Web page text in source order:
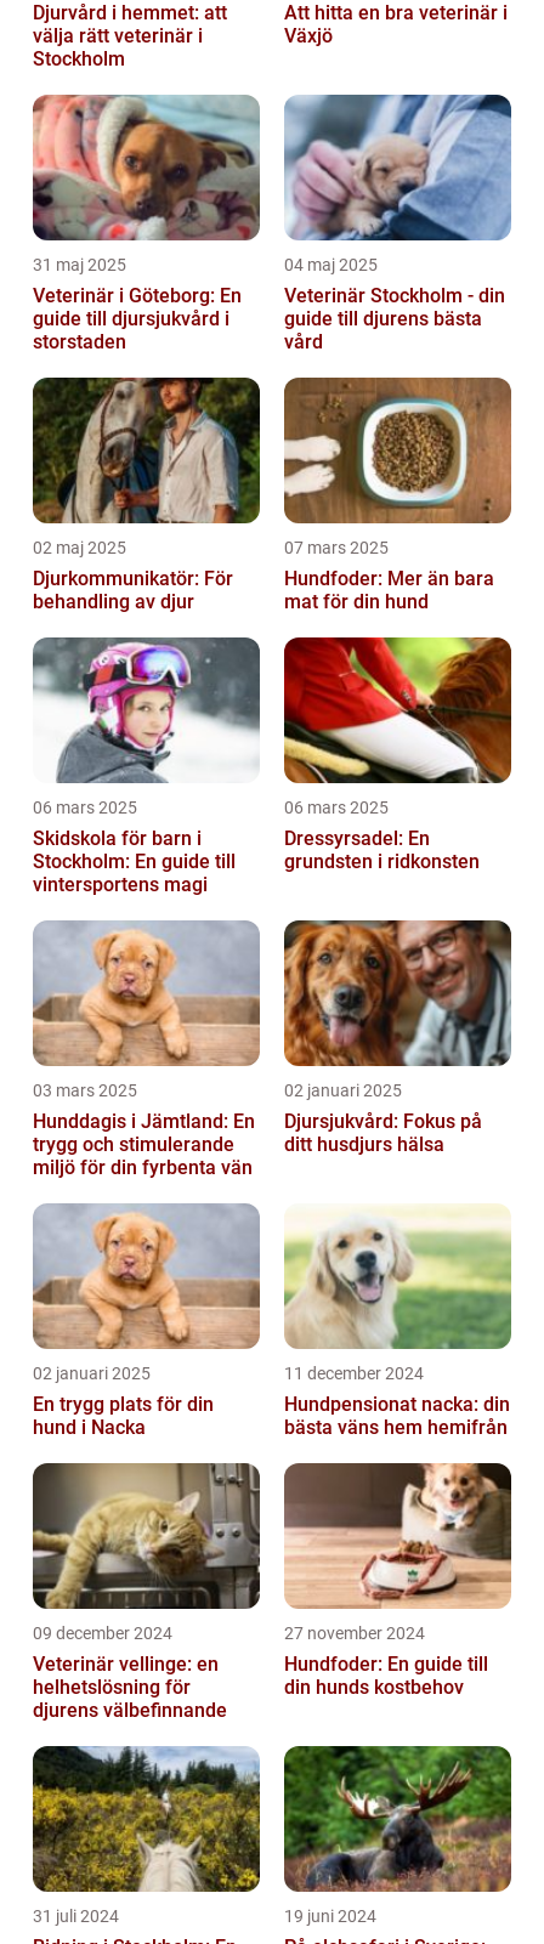
Djurvård i hemmet: att
välja rätt veterinär i
Stockholm
Att hitta en bra veterinär i
Växjö
31 maj 2025
Veterinär i Göteborg: En
guide till djursjukvård i
storstaden
04 maj 2025
Veterinär Stockholm - din
guide till djurens bästa
vård
02 maj 2025
Djurkommunikatör: För
behandling av djur
07 mars 2025
Hundfoder: Mer än bara
mat för din hund
06 mars 2025
Skidskola för barn i
Stockholm: En guide till
vintersportens magi
06 mars 2025
Dressyrsadel: En
grundsten i ridkonsten
03 mars 2025
Hunddagis i Jämtland: En
trygg och stimulerande
miljö för din fyrbenta vän
02 januari 2025
Djursjukvård: Fokus på
ditt husdjurs hälsa
02 januari 2025
En trygg plats för din
hund i Nacka
11 december 2024
Hundpensionat nacka: din
bästa väns hem hemifrån
09 december 2024
Veterinär vellinge: en
helhetslösning för
djurens välbefinnande
27 november 2024
Hundfoder: En guide till
din hunds kostbehov
31 juli 2024 19 juni 2024